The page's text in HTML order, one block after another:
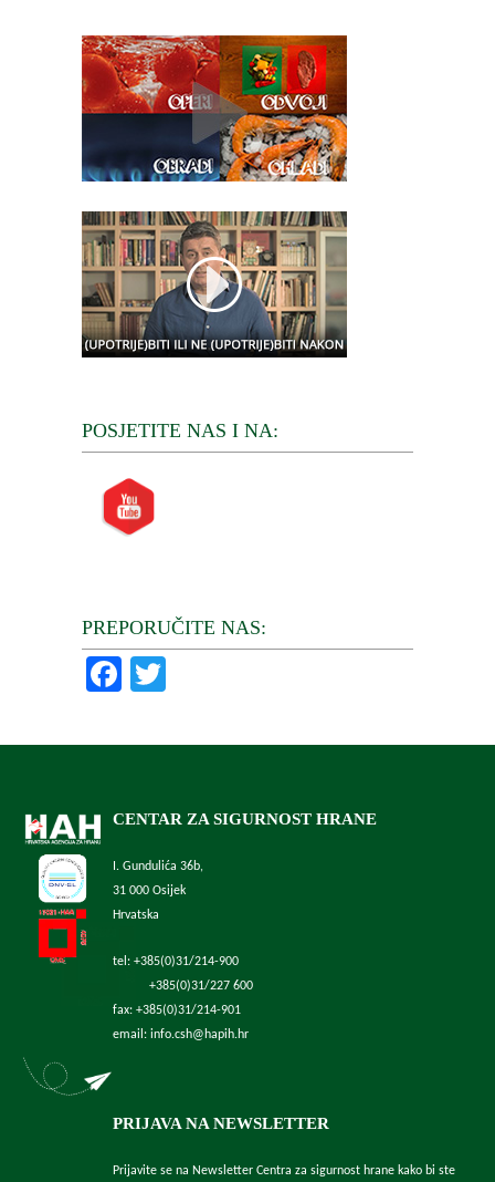
POSJETITE NAS I NA:
PREPORUČITE NAS:
Facebook
CENTAR ZA SIGURNOST HRANE
I. Gundulića 36b,
31 000 Osijek
Hrvatska
tel: +385(0)31/214-900
+385(0)31/227 600
fax: +385(0)31/214-901
email: info.csh@hapih.hr
PRIJAVA NA NEWSLETTER
Prijavite se na Newsletter Centra za sigurnost hrane kako bi ste